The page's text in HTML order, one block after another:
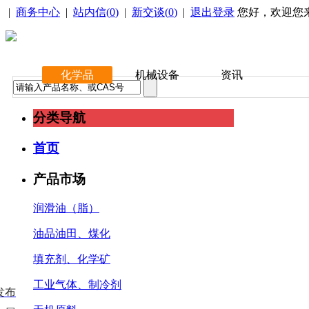
| 商务中心 | 站内信(0) | 新交谈(0) | 退出登录 您好，欢迎您
化学品 机械设备 资讯
分类导航
首页
产品市场
润滑油（脂）
油品油田、煤化
填充剂、化学矿
工业气体、制冷剂
布